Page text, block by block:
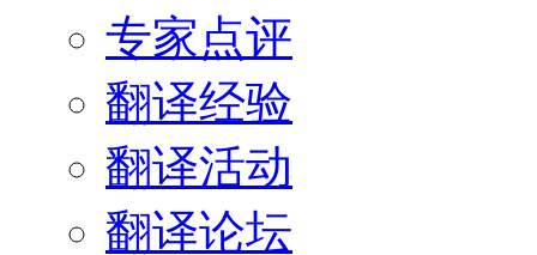
专家点评
翻译经验
翻译活动
翻译论坛